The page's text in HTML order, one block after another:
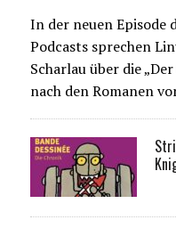
In der neuen Episode
Podcasts sprechen
Scharlau über die
nach den Romanen